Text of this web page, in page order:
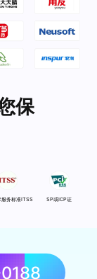
保
服务标准ITSS SP或ICP证